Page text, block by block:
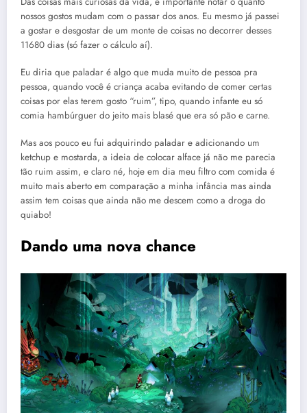
nossos gostos mudam com o passar dos anos. Eu mesmo já passei
a gostar e desgostar de um monte de coisas no decorrer desses
11680 dias (só fazer o cálculo aí).
Eu diria que paladar é algo que muda muito de pessoa pra
pessoa, quando você é criança acaba evitando de comer certas
coisas por elas terem gosto “ruim”, tipo, quando infante eu só
comia hambúrguer do jeito mais blasé que era só pão e carne.
Mas aos pouco eu fui adquirindo paladar e adicionando um
ketchup e mostarda, a ideia de colocar alface já não me parecia
tão ruim assim, e claro né, hoje em dia meu filtro com comida é
muito mais aberto em comparação a minha infância mas ainda
assim tem coisas que ainda não me descem como a droga do
quiabo!
Dando uma nova chance